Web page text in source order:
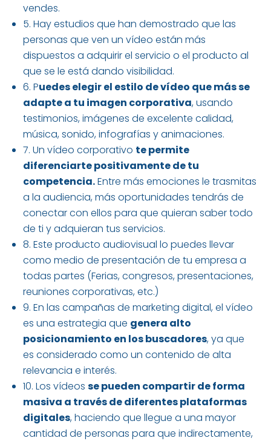
vendes.
5. Hay estudios que han demostrado que las
personas que ven un vídeo están más
dispuestos a adquirir el servicio o el producto al
que se le está dando visibilidad.
6. Puedes elegir el estilo de vídeo que más se
adapte a tu imagen corporativa, usando
testimonios, imágenes de excelente calidad,
música, sonido, infografías y animaciones.
7. Un vídeo corporativo te permite
diferenciarte positivamente de tu
competencia.Entre más emociones le trasmitas
a la audiencia, más oportunidades tendrás de
conectar con ellos para que quieran saber todo
de ti y adquieran tus servicios.
8. Este producto audiovisual lo puedes llevar
como medio de presentación de tu empresa a
todas partes (Ferias, congresos, presentaciones,
reuniones corporativas, etc.)
9. En las campañas de marketing digital, el vídeo
es una estrategia que genera alto
posicionamiento en los buscadores, ya que
es considerado como un contenido de alta
relevancia e interés.
10. Los vídeosse pueden compartir de forma
masiva a través de diferentes plataformas
digitales, haciendo que llegue a una mayor
cantidad de personas para que indirectamente,